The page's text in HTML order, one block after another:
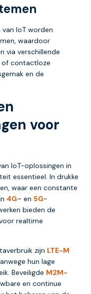
IoT worden
waardoor
via verschillende
of contactloze
en de
voor
IoT-oplossingen in
essentieel. In drukke
waar een constante
4G– en 5G-
bieden de
realtime
zijn LTE-M
hun lage
Beveiligde M2M-
en continue